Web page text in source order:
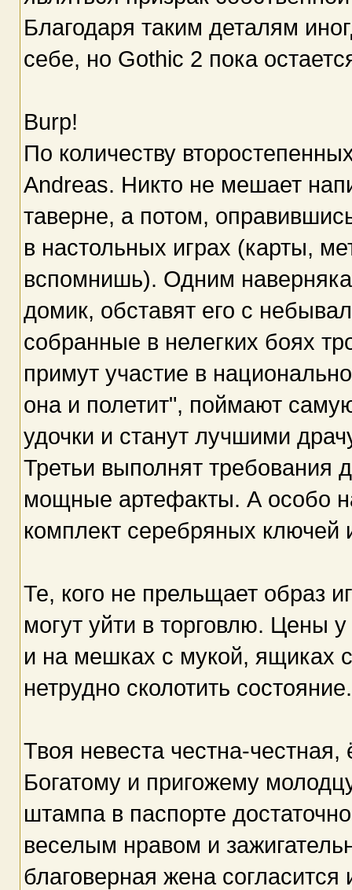
Благодаря таким деталям
себе, но Gothic 2 пока
Burp!
По количеству
Andreas. Никто не мешает
таверне, а потом,
в настольных играх (карты,
вспомнишь). Одним наверняка
домик, обставят его с
собранные в нелегких боях
примут участие в
она и полетит", поймают
удочки и станут лучшими
Третьи выполнят требования
мощные артефакты. А особо
комплект серебряных
Те, кого не прельщает образ
могут уйти в торговлю. Цены
и на мешках с мукой, ящиках
нетрудно сколотить состояние.
Твоя невеста честна-честная,
Богатому и пригожему
штампа в паспорте
веселым нравом и
благоверная жена